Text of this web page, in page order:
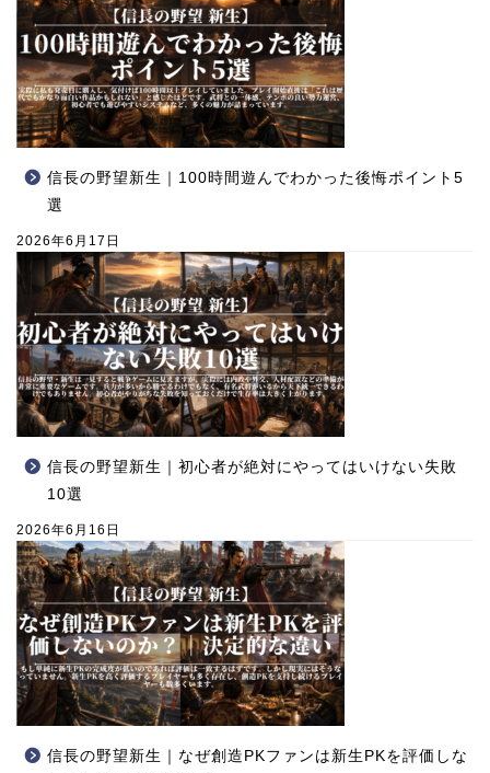
信長の野望新生｜100時間遊んでわかった後悔ポイント5
選
2026年6月17日
信長の野望新生｜初心者が絶対にやってはいけない失敗
10選
2026年6月16日
信長の野望新生｜なぜ創造PKファンは新生PKを評価しな